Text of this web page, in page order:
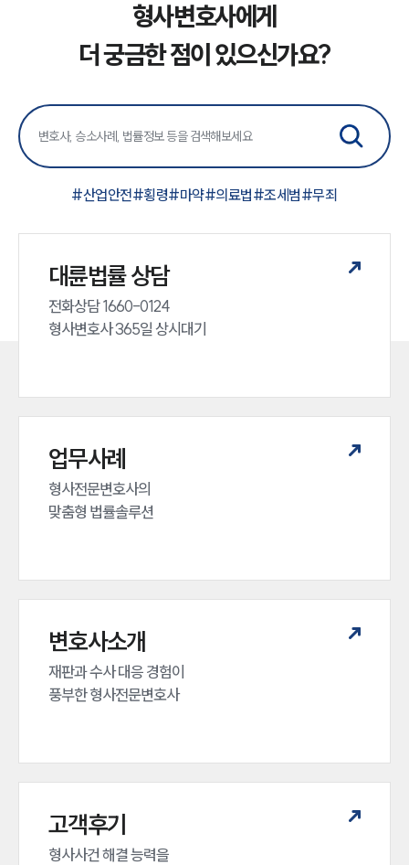
형사변호사에게
더 궁금한 점이 있으신가요?
#산업안전#횡령#마약#의료법#조세범#무죄
대륜법률 상담
전화상담 1660-0124
형사변호사 365일 상시대기
업무사례
형사전문변호사의
맞춤형 법률솔루션
변호사소개
재판과 수사 대응 경험이
풍부한 형사전문변호사
고객후기
형사사건 해결 능력을